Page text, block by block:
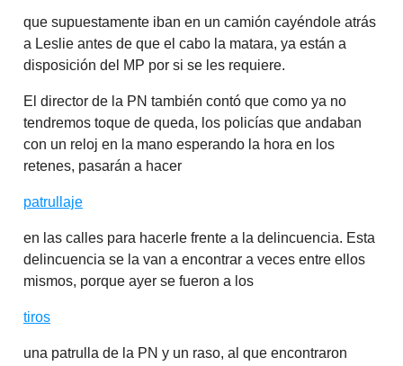
que supuestamente iban en un camión cayéndole atrás
a Leslie antes de que el cabo la matara, ya están a
disposición del MP por si se les requiere.
El director de la PN también contó que como ya no
tendremos toque de queda, los policías que andaban
con un reloj en la mano esperando la hora en los
retenes, pasarán a hacer
patrullaje
en las calles para hacerle frente a la delincuencia. Esta
delincuencia se la van a encontrar a veces entre ellos
mismos, porque ayer se fueron a los
tiros
una patrulla de la PN y un raso, al que encontraron